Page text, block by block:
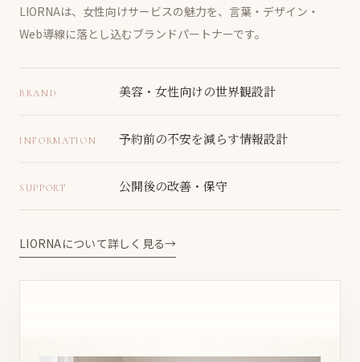
LIORNAは、女性向けサービスの魅力を、言葉・デザイン・
Web導線に落とし込むブランドパートナーです。
BRAND 美容・女性向けの世界観設計
INFORMATION 予約前の不安を減らす情報設計
SUPPORT 公開後の改善・保守
LIORNAについて詳しく見る→